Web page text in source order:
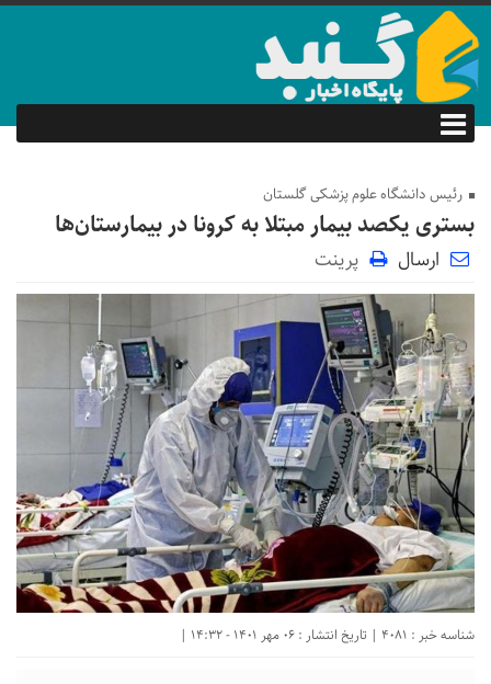
رئیس دانشگاه علوم پزشکی گلستان
بستری یکصد بیمار مبتلا به کرونا در بیمارستان‌ها
ارسال پرینت
شناسه خبر : 4081 | تاریخ انتشار : 06 مهر 1401 - 14:32 |